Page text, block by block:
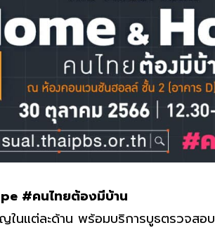
#คนไทยต้องมีบ้าน
นแต่ละด้าน พร้อมบริการบูธตรวจสอ